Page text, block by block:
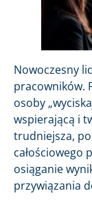
Nowoczesny
pracowników.
osoby
wspierającą i
trudniejsza,
całościowego
osiąganie
przywiązania